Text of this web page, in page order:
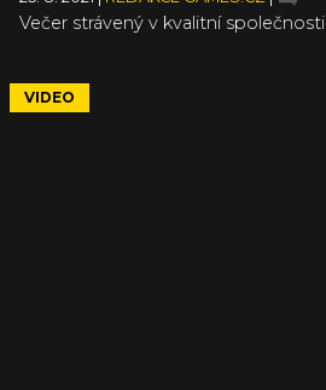
Večer strávený v kvalitní společnosti
VIDEO